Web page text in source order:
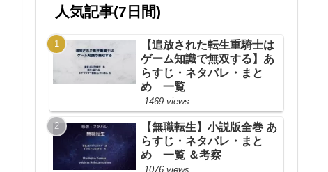
人気記事(7日間)
【追放された転生重騎士は
ゲーム知識で無双する】あ
らすじ・ネタバレ・まと
め 一覧
1469 views
【無職転生】小説版全巻 あ
らすじ・ネタバレ・まと
め 一覧 ＆考察
1076 views